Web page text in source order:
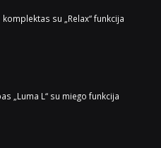
su „Relax“ funkcija
„Luma L“ su miego funkcija